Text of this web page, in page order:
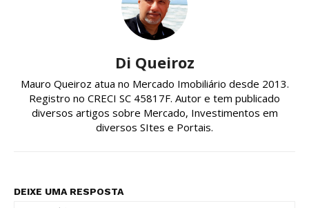
Di Queiroz
Mauro Queiroz atua no Mercado Imobiliário desde 2013.
Registro no CRECI SC 45817F. Autor e tem publicado
diversos artigos sobre Mercado, Investimentos em
diversos SItes e Portais.
DEIXE UMA RESPOSTA